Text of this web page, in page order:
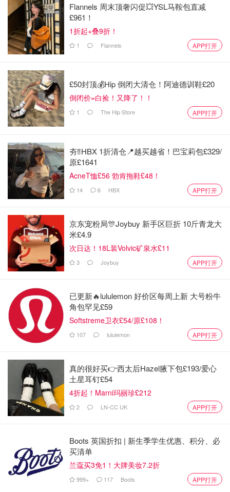
的50多项头饰一部分属于君主公共财产，另一部分属
于女王的私人收藏。根据皇家评论员乔什·罗姆（Josh
Rom）的说法，在女王去世后，女王大部分头饰收藏
或将传给查尔斯三世国王供王后卡米拉使用，也可能传
9月19日 | 女王葬礼结束后灵柩在12:15从威斯敏斯特教
堂运至海德公园惠灵顿拱门并且经由灵车运至温莎城
堡。16:00女王下葬仪式即将在温莎城堡方庭举行，国
王和高级王室成员将出席仪式。
等媒体也会转
灵车从威斯敏斯特教堂到温莎的完整游行路线，请下滑
本文英国女王葬礼日详细安排 查看。（ BBC）
9月19日 | 女王葬礼在今日11:00举行，葬礼即将在
BBC电视台播出，并且将在英国各地公园和场所的大
屏幕上播放：伦敦海德公园以及谢菲尔德、伯明翰、卡
莱尔、爱丁堡、科尔雷恩、贝德福德、布拉德福德、考
文垂、埃克塞特、利兹、曼彻斯特和纽卡斯尔等地都会
在市中心屏幕或公园放映女王葬礼。（
各地放映屏幕详细位置
9月19日 | 伦敦政府公布女王国葬日期间交通出行建
议：
查询； 伦敦地铁运营情况实时更新。伦敦小伙伴出
行前可以按照要求实时查看地铁运营，路段封锁情况避
免出行受阻。（
伦敦政府国葬日公告
9月19日 |
预计约有500名国家元首和外国政要将出席女王的葬
礼，其中包括欧洲王室成员，许多社会名流和明星也受
邀参加。参与人员详细名单请滑动下文英国女王葬礼完
整宾客名单部分查看。俄罗斯总统普京及缅甸等国代表
未收邀请。（
BBC）
15%的
希思罗起降航班受到影响。当日13:45 - 14:20，
所有飞机不得起飞降落。此外，伦敦所有机场在当日
15:03 - 16:45期间不得安排起飞。16:45 - 21:00，机场
航班起飞数将减少。（
BBC
Flannels 周末顶奢闪促💥YSL马鞍包直减
£961！
1折起+叠9折！
1 Flannels APP打开
£50封顶💰Hip 倒闭大清仓！阿迪德训鞋£20
倒闭价=白捡！又降了！！
1 The Hip Store APP打开
夯‼️HBX 1折清仓📍越买越省！巴宝莉包£329/
原£1641
AcneT恤£56 勃肯拖鞋£48！
14 6 HBX APP打开
京东宠粉局🎊Joybuy 新手区巨折 10斤青龙大
米£4.9
次日达！18L装Volvic矿泉水£11
3 Joybuy APP打开
已更新🔥lululemon 好价区每周上新 大号粉牛
角包罕见£59
Softstreme卫衣£54/原£108！
107 lululemon APP打开
真的很好买👉西太后Hazel腋下包£193/爱心
土星耳钉£54
4折起！Marni玛丽珍£212
2 LN-CC UK APP打开
Boots 英国折扣 | 新生季学生优惠、积分、必
买清单
兰蔻买3免1！大牌美妆7.2折
999+ 117 Boots APP打开